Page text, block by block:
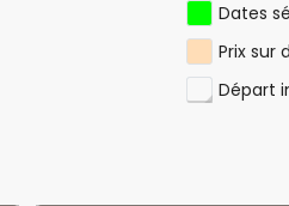
Dates
Prix sur
Départ